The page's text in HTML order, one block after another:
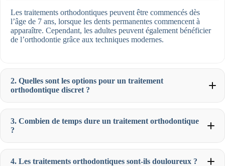
Les traitements orthodontiques peuvent être commencés dès
l’âge de 7 ans, lorsque les dents permanentes commencent à
apparaître. Cependant, les adultes peuvent également bénéficier
de l’orthodontie grâce aux techniques modernes.
2. Quelles sont les options pour un traitement
orthodontique discret ?
3. Combien de temps dure un traitement orthodontique
?
4. Les traitements orthodontiques sont-ils douloureux ?